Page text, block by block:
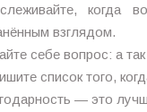
когда
взглядом.
себе вопрос: а
список того,
— это